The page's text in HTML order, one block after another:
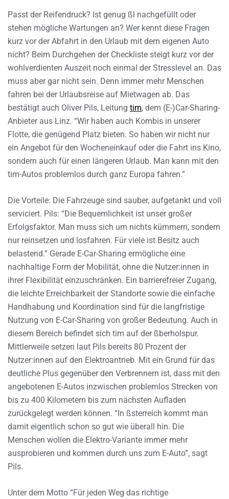
Passt der Reifendruck? Ist genug ßl nachgefüllt oder
stehen mögliche Wartungen an? Wer kennt diese Fragen
kurz vor der Abfahrt in den Urlaub mit dem eigenen Auto
nicht? Beim Durchgehen der Checkliste steigt kurz vor der
wohlverdienten Auszeit noch einmal der Stresslevel an. Das
muss aber gar nicht sein. Denn immer mehr Menschen
fahren bei der Urlaubsreise auf Mietwagen ab. Das
bestätigt auch Oliver Pils, Leitung tim, dem (E-)Car-Sharing-
Anbieter aus Linz. “Wir haben auch Kombis in unserer
Flotte, die genügend Platz bieten. So haben wir nicht nur
ein Angebot für den Wocheneinkauf oder die Fahrt ins Kino,
sondern auch für einen längeren Urlaub. Man kann mit den
tim-Autos problemlos durch ganz Europa fahren.”
Die Vorteile: Die Fahrzeuge sind sauber, aufgetankt und voll
serviciert. Pils: “Die Bequemlichkeit ist unser großer
Erfolgsfaktor. Man muss sich um nichts kümmern, sondern
nur reinsetzen und losfahren. Für viele ist Besitz auch
belastend.” Gerade E-Car-Sharing ermögliche eine
nachhaltige Form der Mobilität, ohne die Nutzer:innen in
ihrer Flexibilität einzuschränken. Ein barrierefreier Zugang,
die leichte Erreichbarkeit der Standorte sowie die einfache
Handhabung und Koordination sind für die langfristige
Nutzung von E-Car-Sharing von großer Bedeutung. Auch in
diesem Bereich befindet sich tim auf der ßberholspur.
Mittlerweile setzen laut Pils bereits 80 Prozent der
Nutzer:innen auf den Elektroantrieb. Mit ein Grund für das
deutliche Plus gegenüber den Verbrennern ist, dass mit den
angebotenen E-Autos inzwischen problemlos Strecken von
bis zu 400 Kilometern bis zum nächsten Aufladen
zurückgelegt werden können. “In ßsterreich kommt man
damit eigentlich schon so gut wie überall hin. Die
Menschen wollen die Elektro-Variante immer mehr
ausprobieren und kommen durch uns zum E-Auto”, sagt
Pils.
Unter dem Motto “Für jeden Weg das richtige